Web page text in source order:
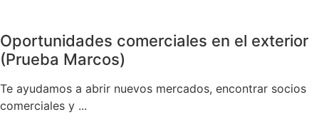
Oportunidades comerciales en el exterior
(Prueba Marcos)
Te ayudamos a abrir nuevos mercados, encontrar socios
comerciales y ...